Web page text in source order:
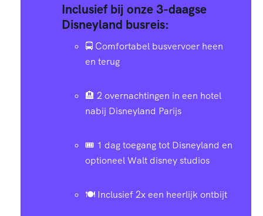
Inclusief bij onze 3-daagse
Disneyland busreis:
🚍 Comfortabel busvervoer heen
en terug
🏨 2 overnachtingen in een hotel
nabij Disneyland Parijs
🎟️ 1 dag toegang tot Disneyland en
optioneel Walt disney studios
🍽️ Inclusief 2x een heerlijk ontbijt